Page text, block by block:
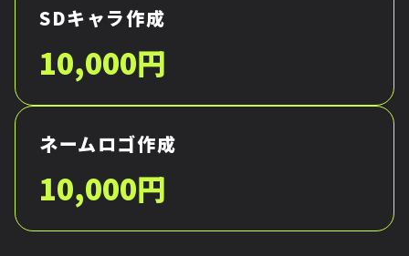
SDキャラ作成
10,000円
ネームロゴ作成
10,000円